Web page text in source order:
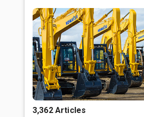
3,362 Articles